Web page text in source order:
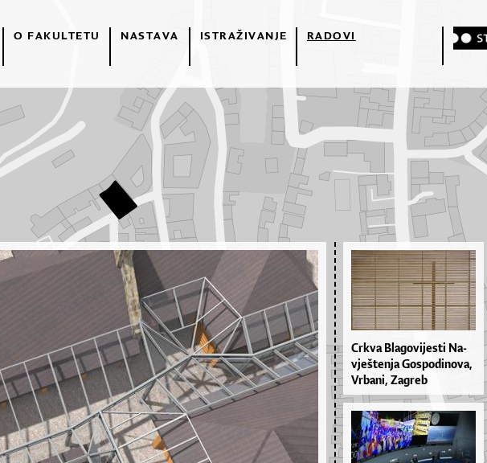
O FAKULTETU NASTAVA ISTRAŽIVANJE RADOVI
Cr­kva Bla­go­vi­jes­ti Na­
vješ­ten­ja Gos­po­di­no­va,
Vr­ba­ni, Za­greb